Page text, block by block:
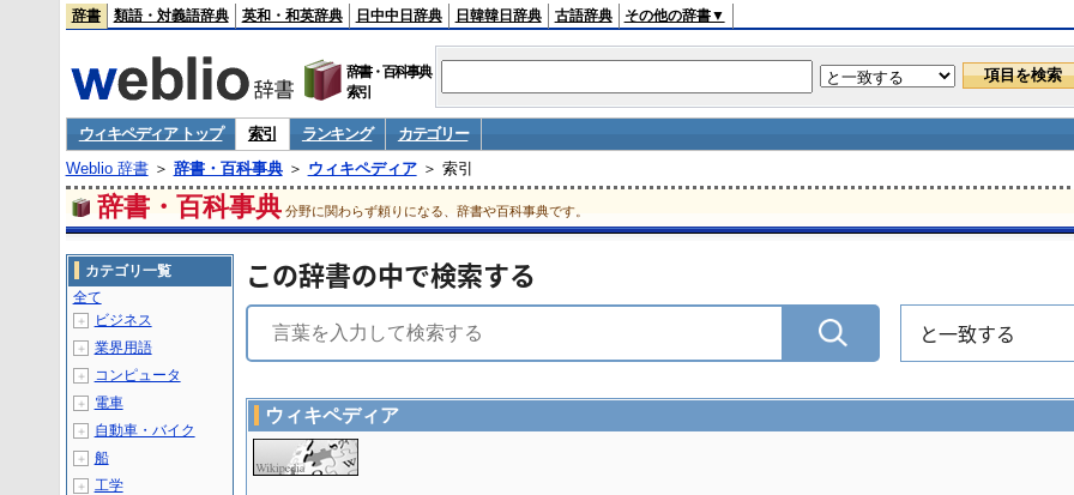
辞書 類語・対義語辞典 英和・和英辞典 日中中日辞典 日韓韓日辞典 古語辞典 その他の辞書▼
辞書・百科事典
索引
ウィキペディア トップ 索引 ランキング
カテゴリー
Weblio 辞書＞ 辞書・百科事典＞ ウィキペディア＞ 索引
辞書・百科事典 分野に関わらず頼りになる、辞書や百科事典です。
この辞書の中で検索する
と一致する
ウィキペディア
カテゴリ一覧
全て
＋ ビジネス
＋ 業界用語
＋ コンピュータ
＋ 電車
＋ 自動車・バイク
＋ 船
＋ 工学